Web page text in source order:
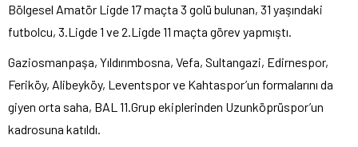
Bölgesel Amatör Ligde 17 maçta 3 golü bulunan, 31 yaşındaki
futbolcu, 3.Ligde 1 ve 2.Ligde 11 maçta görev yapmıştı.
Gaziosmanpaşa, Yıldırımbosna, Vefa, Sultangazi, Edirnespor,
Feriköy, Alibeyköy, Leventspor ve Kahtaspor’un formalarını da
giyen orta saha, BAL 11.Grup ekiplerinden Uzunköprüspor’un
kadrosuna katıldı.